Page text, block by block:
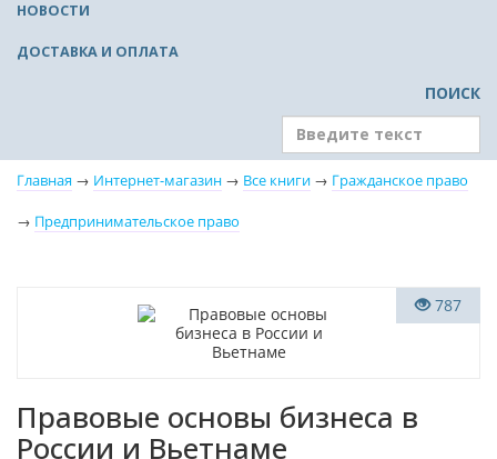
НОВОСТИ
ДОСТАВКА И ОПЛАТА
ПОИСК
Главная → Интернет-магазин → Все книги → Гражданское право
→ Предпринимательское право
787
Правовые основы бизнеса в
России и Вьетнаме